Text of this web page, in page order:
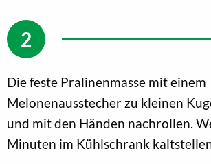
Die feste Pralinenmasse mit einem
Melonenausstecher zu kleinen
und mit den Händen nachrollen.
Minuten im Kühlschrank